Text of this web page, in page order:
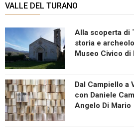
VALLE DEL TURANO
Alla scoperta di
storia e
Museo Civico di
Dal Campiello a
con Daniele
Angelo Di Mario